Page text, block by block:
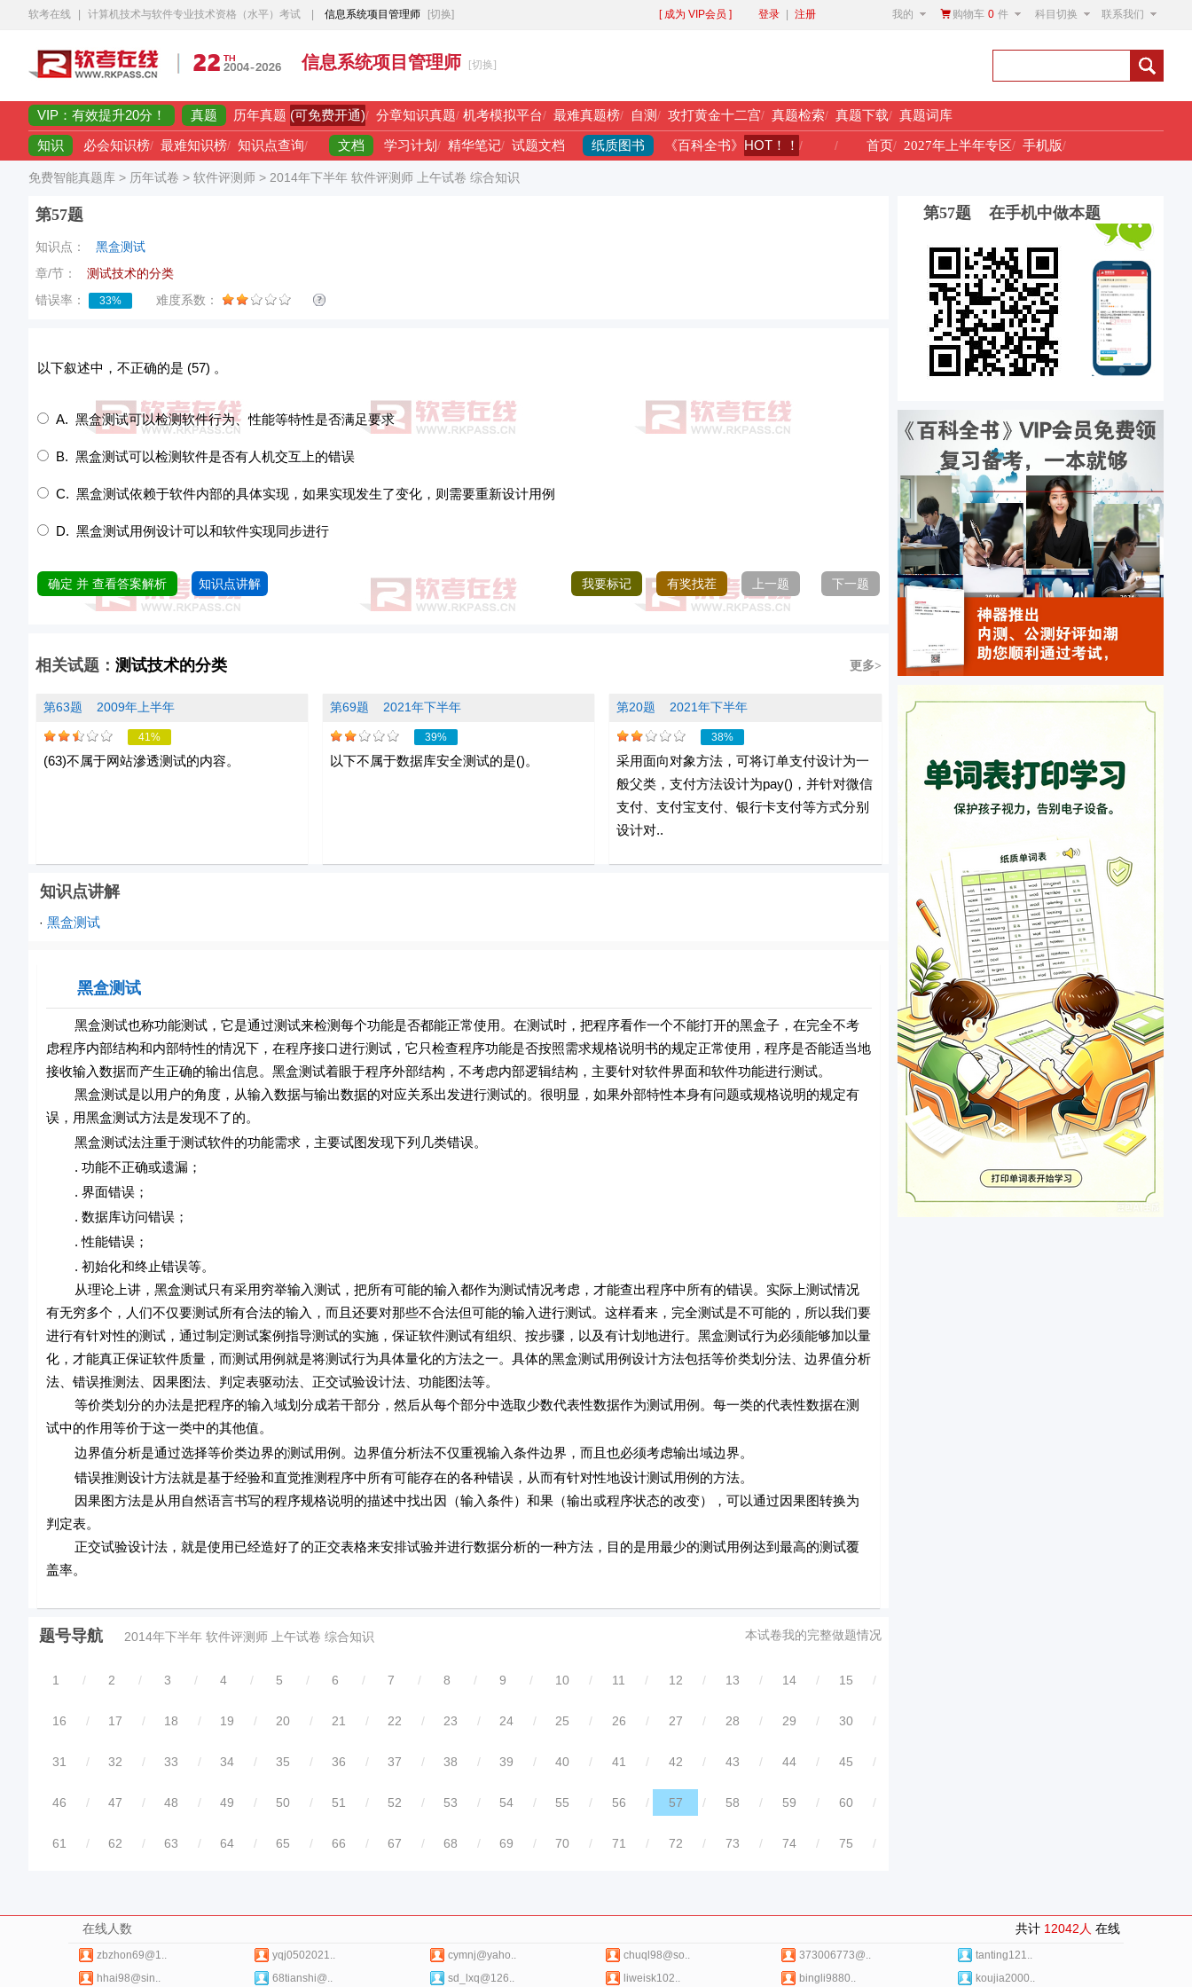
软考在线 计算机技术与软件专业技术资格（水平）考试 信息系统项目管理师 [切换] [ 成为 VIP会员 ] 登录 注册 我的 购物车 0 件 科目切换 联系我们
信息系统项目管理师 [切换]
VIP：有效提升20分！ 真题 历年真题 (可免费开通)/ 分章知识真题/ 机考模拟平台/ 最难真题榜/ 自测/ 攻打黄金十二宫/ 真题检索/ 真题下载/ 真题词库
知识 必会知识榜/ 最难知识榜/ 知识点查询/ 文档 学习计划/ 精华笔记/ 试题文档 纸质图书 《百科全书》 HOT！！ / / 首页/ 2027年上半年专区/ 手机版/
免费智能真题库 > 历年试卷 > 软件评测师 > 2014年下半年 软件评测师 上午试卷 综合知识
第57题
知识点：
黑盒测试
章/节：
测试技术的分类
错误率：
33% 难度系数：
以下叙述中，不正确的是 (57) 。
A. 黑盒测试可以检测软件行为、性能等特性是否满足要求
B. 黑盒测试可以检测软件是否有人机交互上的错误
C. 黑盒测试依赖于软件内部的具体实现，如果实现发生了变化，则需要重新设计用例
D. 黑盒测试用例设计可以和软件实现同步进行
确定 并 查看答案解析 知识点讲解 我要标记 有奖找茬 上一题 下一题
相关试题： 测试技术的分类 更多>
第63题 2009年上半年
41%
(63)不属于网站滲透测试的内容。
第69题 2021年下半年
39%
以下不属于数据库安全测试的是()。
第20题 2021年下半年
38%
采用面向对象方法，可将订单支付设计为一
般父类，支付方法设计为pay()，并针对微信
支付、支付宝支付、银行卡支付等方式分别
设计对..
知识点讲解
· 黑盒测试
黑盒测试
黑盒测试也称功能测试，它是通过测试来检测每个功能是否都能正常使用。在测试时，把程序看作一个不能打开的黑盒子，在完全不考
虑程序内部结构和内部特性的情况下，在程序接口进行测试，它只检查程序功能是否按照需求规格说明书的规定正常使用，程序是否能适当地
接收输入数据而产生正确的输出信息。黑盒测试着眼于程序外部结构，不考虑内部逻辑结构，主要针对软件界面和软件功能进行测试。
黑盒测试是以用户的角度，从输入数据与输出数据的对应关系出发进行测试的。很明显，如果外部特性本身有问题或规格说明的规定有
误，用黑盒测试方法是发现不了的。
黑盒测试法注重于测试软件的功能需求，主要试图发现下列几类错误。
. 功能不正确或遗漏；
. 界面错误；
. 数据库访问错误；
. 性能错误；
. 初始化和终止错误等。
从理论上讲，黑盒测试只有采用穷举输入测试，把所有可能的输入都作为测试情况考虑，才能查出程序中所有的错误。实际上测试情况
有无穷多个，人们不仅要测试所有合法的输入，而且还要对那些不合法但可能的输入进行测试。这样看来，完全测试是不可能的，所以我们要
进行有针对性的测试，通过制定测试案例指导测试的实施，保证软件测试有组织、按步骤，以及有计划地进行。黑盒测试行为必须能够加以量
化，才能真正保证软件质量，而测试用例就是将测试行为具体量化的方法之一。具体的黑盒测试用例设计方法包括等价类划分法、边界值分析
法、错误推测法、因果图法、判定表驱动法、正交试验设计法、功能图法等。
等价类划分的办法是把程序的输入域划分成若干部分，然后从每个部分中选取少数代表性数据作为测试用例。每一类的代表性数据在测
试中的作用等价于这一类中的其他值。
边界值分析是通过选择等价类边界的测试用例。边界值分析法不仅重视输入条件边界，而且也必须考虑输出域边界。
错误推测设计方法就是基于经验和直觉推测程序中所有可能存在的各种错误，从而有针对性地设计测试用例的方法。
因果图方法是从用自然语言书写的程序规格说明的描述中找出因（输入条件）和果（输出或程序状态的改变），可以通过因果图转换为
判定表。
正交试验设计法，就是使用已经造好了的正交表格来安排试验并进行数据分析的一种方法，目的是用最少的测试用例达到最高的测试覆
盖率。
题号导航 2014年下半年 软件评测师 上午试卷 综合知识 本试卷我的完整做题情况
1 / 2 / 3 / 4 / 5 / 6 / 7 / 8 / 9 / 10 / 11 / 12 / 13 / 14 / 15 /
16 / 17 / 18 / 19 / 20 / 21 / 22 / 23 / 24 / 25 / 26 / 27 / 28 / 29 / 30 /
31 / 32 / 33 / 34 / 35 / 36 / 37 / 38 / 39 / 40 / 41 / 42 / 43 / 44 / 45 /
46 / 47 / 48 / 49 / 50 / 51 / 52 / 53 / 54 / 55 / 56 / 57 / 58 / 59 / 60 /
61 / 62 / 63 / 64 / 65 / 66 / 67 / 68 / 69 / 70 / 71 / 72 / 73 / 74 / 75 /
第57题 在手机中做本题
在线人数 共计 12042人 在线
zbzhon69@1.. yqj0502021.. cymnj@yaho.. chuql98@so.. 373006773@..
tanting121..
hhai98@sin..
68tianshi@.. sd_lxq@126.. liweisk102.. bingli9880.. koujia2000..